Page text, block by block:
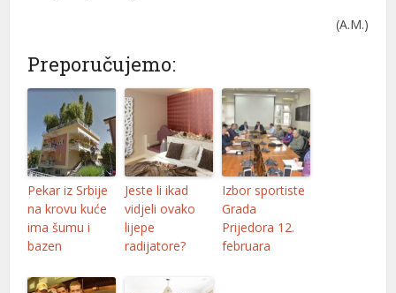
(A.M.)
Preporučujemo:
Pekar iz Srbije
na krovu kuće
ima šumu i
bazen
Jeste li ikad
vidjeli ovako
lijepe
radijatore?
Izbor sportiste
Grada
Prijedora 12.
februara